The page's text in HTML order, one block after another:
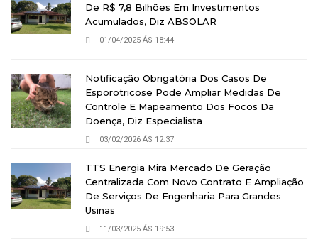
De R$ 7,8 Bilhões Em Investimentos
Acumulados, Diz ABSOLAR
01/04/2025 ÁS 18:44
Notificação Obrigatória Dos Casos De
Esporotricose Pode Ampliar Medidas De
Controle E Mapeamento Dos Focos Da
Doença, Diz Especialista
03/02/2026 ÁS 12:37
TTS Energia Mira Mercado De Geração
Centralizada Com Novo Contrato E Ampliação
De Serviços De Engenharia Para Grandes
Usinas
11/03/2025 ÁS 19:53